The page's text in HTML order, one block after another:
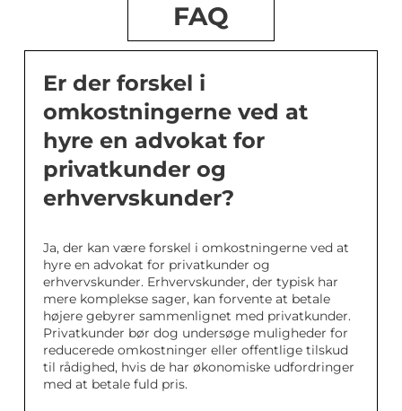
FAQ
Er der forskel i
omkostningerne ved at
hyre en advokat for
privatkunder og
erhvervskunder?
Ja, der kan være forskel i omkostningerne ved at
hyre en advokat for privatkunder og
erhvervskunder. Erhvervskunder, der typisk har
mere komplekse sager, kan forvente at betale
højere gebyrer sammenlignet med privatkunder.
Privatkunder bør dog undersøge muligheder for
reducerede omkostninger eller offentlige tilskud
til rådighed, hvis de har økonomiske udfordringer
med at betale fuld pris.